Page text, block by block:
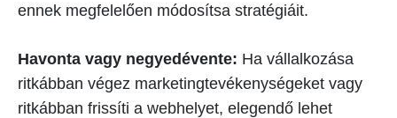
ennek megfelelően módosítsa stratégiáit.
Havonta vagy negyedévente: Ha vállalkozása
ritkábban végez marketingtevékenységeket vagy
ritkábban frissíti a webhelyet, elegendő lehet